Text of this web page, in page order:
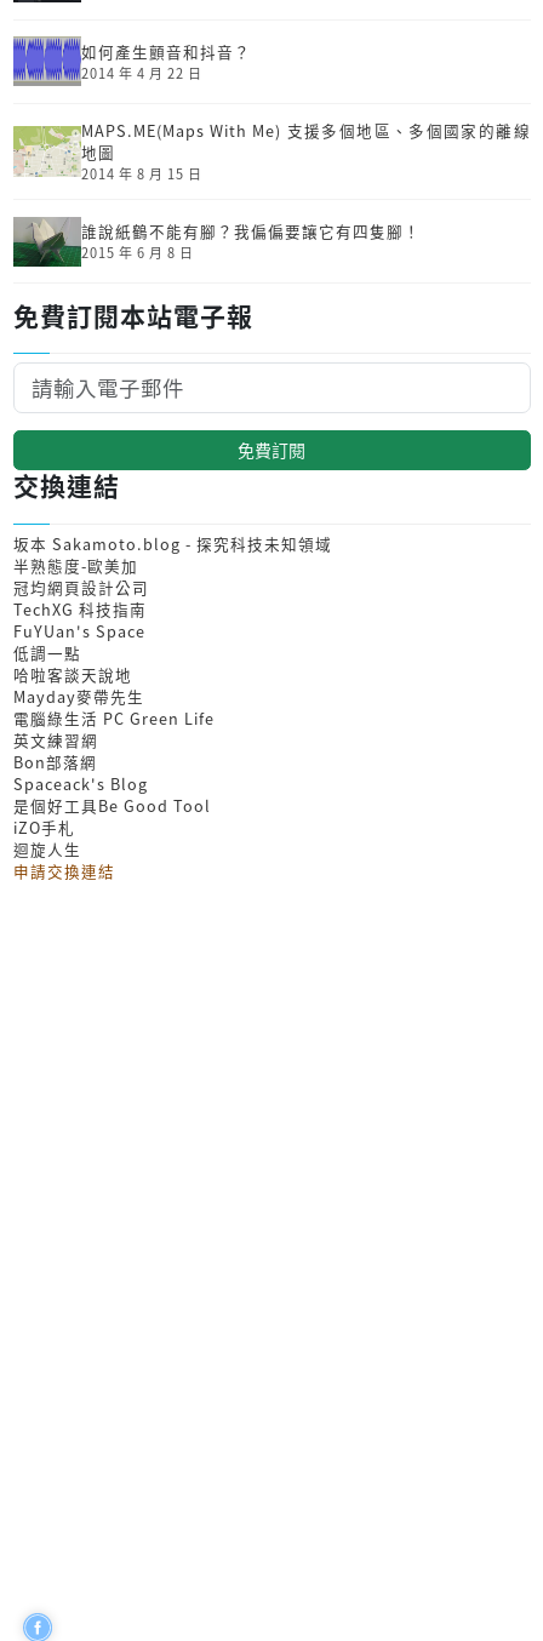
如何產生顫音和抖音？
2014 年 4 月 22 日
MAPS.ME(Maps With Me) 支援多個地區、多個國家的離線
地圖
2014 年 8 月 15 日
誰說紙鶴不能有腳？我偏偏要讓它有四隻腳！
2015 年 6 月 8 日
免費訂閱本站電子報
免費訂閱
交換連結
坂本 Sakamoto.blog - 探究科技未知領域
半熟態度-歐美加
冠均網頁設計公司
TechXG 科技指南
FuYUan's Space
低調一點
哈啦客談天說地
Mayday麥帶先生
電腦綠生活 PC Green Life
英文練習網
Bon部落網
Spaceack's Blog
是個好工具Be Good Tool
iZO手札
迴旋人生
申請交換連結